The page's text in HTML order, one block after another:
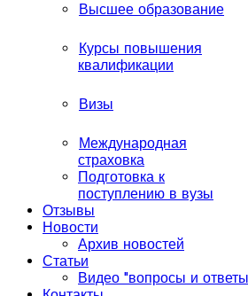
Высшее образование
Курсы повышения
квалификации
Визы
Международная
страховка
Подготовка к
поступлению в вузы
Отзывы
Новости
Архив новостей
Статьи
Видео "вопросы и